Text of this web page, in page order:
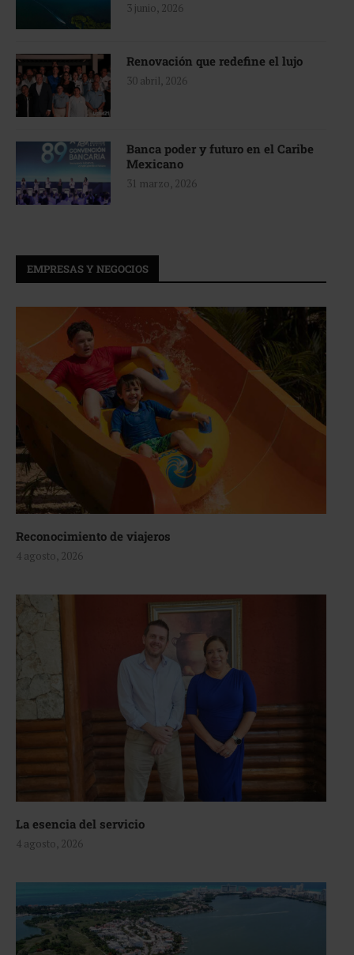
3 junio, 2026
Renovación que redefine el lujo
30 abril, 2026
Banca poder y futuro en el Caribe
Mexicano
31 marzo, 2026
EMPRESAS Y NEGOCIOS
Reconocimiento de viajeros
4 agosto, 2026
La esencia del servicio
4 agosto, 2026